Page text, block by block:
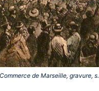
de Marseille, gravure,